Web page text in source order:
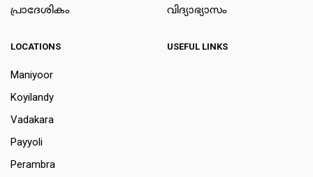
പ്രാദേശികം
വിദ്യാഭ്യാസം
LOCATIONS
Maniyoor
Koyilandy
Vadakara
Payyoli
Perambra
USEFUL LINKS